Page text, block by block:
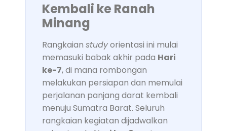
Kembali ke Ranah
Minang
Rangkaian studyorientasi ini mulai
memasuki babak akhir pada Hari
ke-7, di mana rombongan
melakukan persiapan dan memulai
perjalanan panjang darat kembali
menuju Sumatra Barat. Seluruh
rangkaian kegiatan dijadwalkan